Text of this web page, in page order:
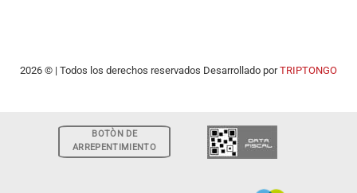
2026 © | Todos los derechos reservados Desarrollado porTRIPTONGO
BOTÒN DE
ARREPENTIMIENTO